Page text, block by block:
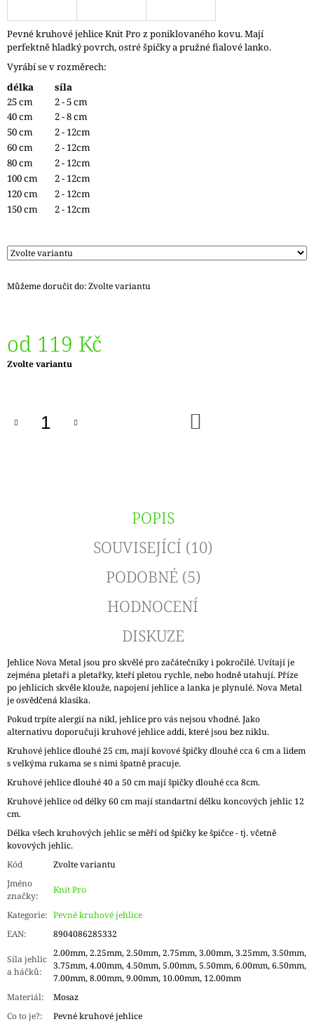
Pevné kruhové jehlice Knit Pro z poniklovaného kovu. Mají
perfektně hladký povrch, ostré špičky a pružné fialové lanko.
Vyrábí se v rozměrech:
délka
síla
25 cm
2 - 5 cm
40 cm
2 - 8 cm
50 cm
2 - 12cm
60 cm
2 - 12cm
80 cm
2 - 12cm
100 cm
2 - 12cm
120 cm
2 - 12cm
150 cm
2 - 12cm
Můžeme doručit do:Zvolte variantu
od 119 Kč
Měrná
Zvolte variantu
POPIS
SOUVISEJÍCÍ (10)
PODOBNÉ (5)
HODNOCENÍ
DISKUZE
Jehlice Nova Metal jsou pro skvělé pro začátečníky i pokročilé. Uvítají je
zejména pletaři a pletařky, kteří pletou rychle, nebo hodně utahují. Příze
po jehlicích skvěle klouže, napojení jehlice a lanka je plynulé. Nova Metal
je osvědčená klasika.
Pokud trpíte alergií na nikl, jehlice pro vás nejsou vhodné. Jako
alternativu doporučuji kruhové jehlice addi, které jsou bez niklu.
Kruhové jehlice dlouhé 25 cm, mají kovové špičky dlouhé cca 6 cm a lidem
s velkýma rukama se s nimi špatně pracuje.
Kruhové jehlice dlouhé 40 a 50 cm mají špičky dlouhé cca 8cm.
Kruhové jehlice od délky 60 cm mají standartní délku koncových jehlic 12
cm.
Délka všech kruhových jehlic se měří od špičky ke špičce - tj. včetně
kovových jehlic.
Kód
Zvolte variantu
Jméno
značky:
Knit Pro
Kategorie: Pevné kruhové jehlice
EAN: 8904086285332
Síla jehlic
a háčků:
2.00mm, 2.25mm, 2.50mm, 2.75mm, 3.00mm, 3.25mm, 3.50mm,
3.75mm, 4.00mm, 4.50mm, 5.00mm, 5.50mm, 6.00mm, 6.50mm,
7.00mm, 8.00mm, 9.00mm, 10.00mm, 12.00mm
Materiál:
Mosaz
Co to je?: Pevné kruhové jehlice
E
M
E
ZAUBERBALL
100
TEEZEREMONIE
2249
350
Kč